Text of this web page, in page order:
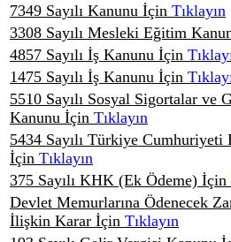
7349 Sayılı Kanunu İçin Tıklayın
3308 Sayılı Mesleki Eğitim
4857 Sayılı İş Kanunu İçin
1475 Sayılı İş Kanunu İçin
5510 Sayılı Sosyal Sigortalar ve
Kanunu İçin Tıklayın
5434 Sayılı Türkiye Cumhuriyeti
İçin Tıklayın
375 Sayılı KHK (Ek Ödeme) İçin
Devlet Memurlarına Ödenecek
İlişkin Karar İçin Tıklayın